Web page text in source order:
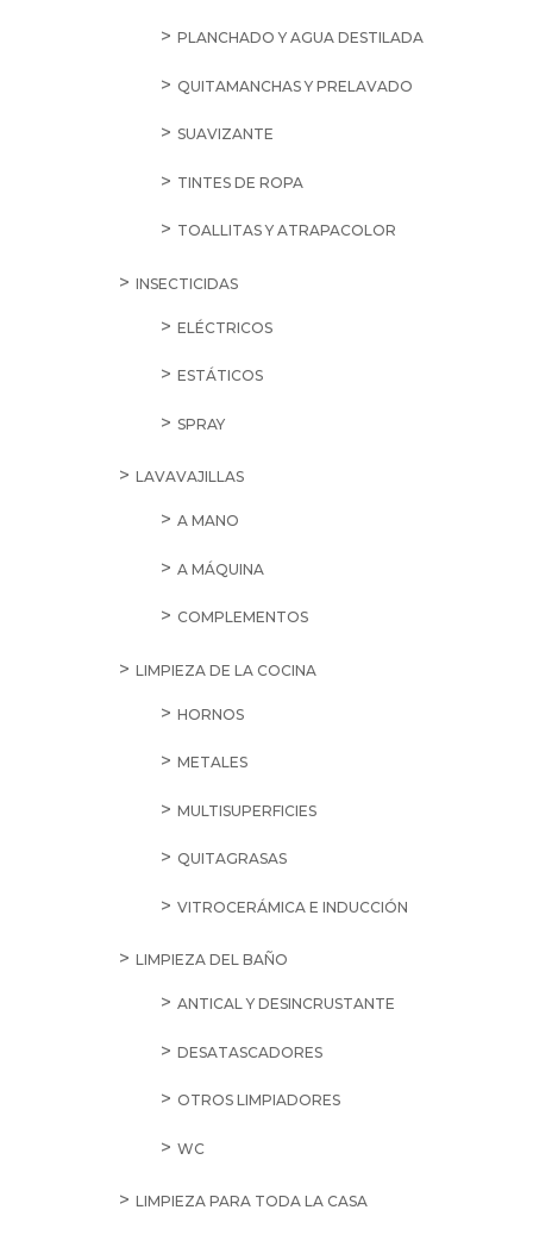
PLANCHADO Y AGUA DESTILADA
QUITAMANCHAS Y PRELAVADO
SUAVIZANTE
TINTES DE ROPA
TOALLITAS Y ATRAPACOLOR
INSECTICIDAS
ELÉCTRICOS
ESTÁTICOS
SPRAY
LAVAVAJILLAS
A MANO
A MÁQUINA
COMPLEMENTOS
LIMPIEZA DE LA COCINA
HORNOS
METALES
MULTISUPERFICIES
QUITAGRASAS
VITROCERÁMICA E INDUCCIÓN
LIMPIEZA DEL BAÑO
ANTICAL Y DESINCRUSTANTE
DESATASCADORES
OTROS LIMPIADORES
WC
LIMPIEZA PARA TODA LA CASA